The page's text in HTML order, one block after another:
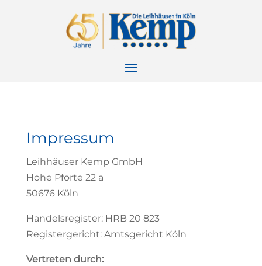
Impressum
Leihhäuser Kemp GmbH
Hohe Pforte 22 a
50676 Köln
Handelsregister: HRB 20 823
Registergericht: Amtsgericht Köln
Vertreten durch: